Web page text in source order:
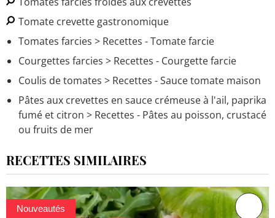
Tomate crevette gastronomique
Tomates farcies > Recettes - Tomate farcie
Courgettes farcies > Recettes - Courgette farcie
Coulis de tomates > Recettes - Sauce tomate maison
Pâtes aux crevettes en sauce crémeuse à l'ail, paprika
fumé et citron > Recettes - Pâtes au poisson, crustacé
ou fruits de mer
RECETTES SIMILAIRES
Nouveautés